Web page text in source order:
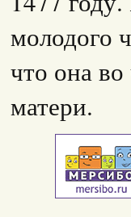
молодого
что она
матери.